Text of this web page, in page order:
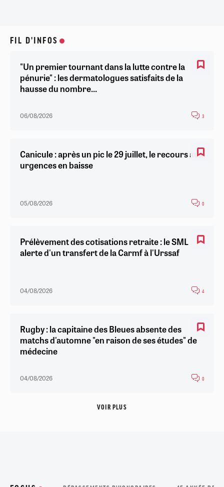
FIL D'INFOS
"Un premier tournant dans la lutte contre la
pénurie" : les dermatologues satisfaits de la
hausse du nombre...
06/08/2026 3
Canicule : après un pic le 29 juillet, le recours aux
urgences en baisse
05/08/2026 0
Prélèvement des cotisations retraite : le SML
alerte d'un transfert de la Carmf à l'Urssaf
04/08/2026 4
Rugby : la capitaine des Bleues absente des
matchs d'automne "en raison de ses études" de
médecine
04/08/2026 0
VOIR PLUS